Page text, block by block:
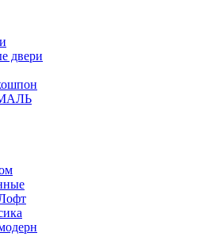
двери